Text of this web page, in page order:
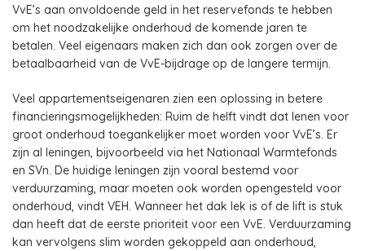
VvE’s aan onvoldoende geld in het reservefonds te hebben
om het noodzakelijke onderhoud de komende jaren te
betalen. Veel eigenaars maken zich dan ook zorgen over de
betaalbaarheid van de VvE-bijdrage op de langere termijn.
Veel appartementseigenaren zien een oplossing in betere
financieringsmogelijkheden: Ruim de helft vindt dat lenen voor
groot onderhoud toegankelijker moet worden voor VvE’s. Er
zijn al leningen, bijvoorbeeld via het Nationaal Warmtefonds
en SVn. De huidige leningen zijn vooral bestemd voor
verduurzaming, maar moeten ook worden opengesteld voor
onderhoud, vindt VEH. Wanneer het dak lek is of de lift is stuk
dan heeft dat de eerste prioriteit voor een VvE. Verduurzaming
kan vervolgens slim worden gekoppeld aan onderhoud,